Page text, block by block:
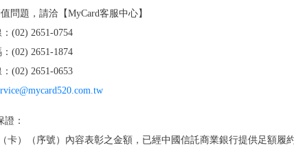
問題，請洽【MyCard客服中心】
(02) 2651-0754
(02) 2651-1874
(02) 2651-0653
證：
卡）（序號）內容表彰之金額，已經中國信託商業銀行提供足額